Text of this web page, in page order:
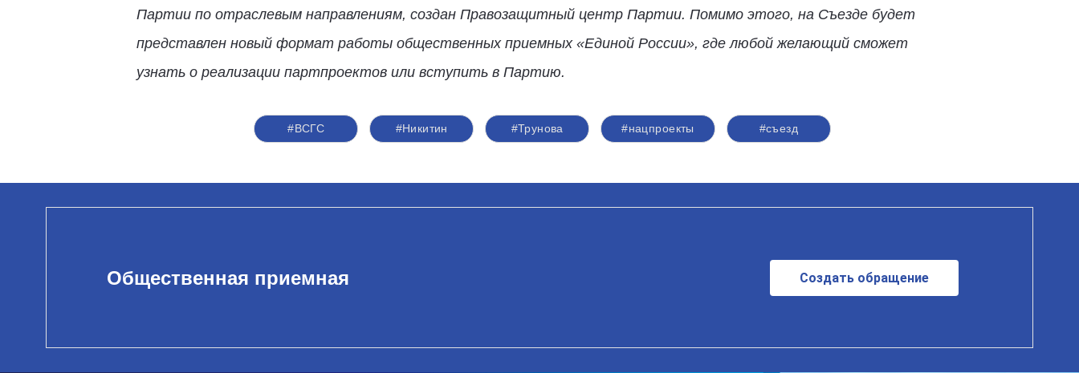
Партии по отраслевым направлениям, создан Правозащитный центр Партии. Помимо этого, на Съезде будет
представлен новый формат работы общественных приемных «Единой России», где любой желающий сможет
узнать о реализации партпроектов или вступить в Партию.
#ВСГС #Никитин #Трунова #нацпроекты #съезд
Общественная приемная Создать обращение